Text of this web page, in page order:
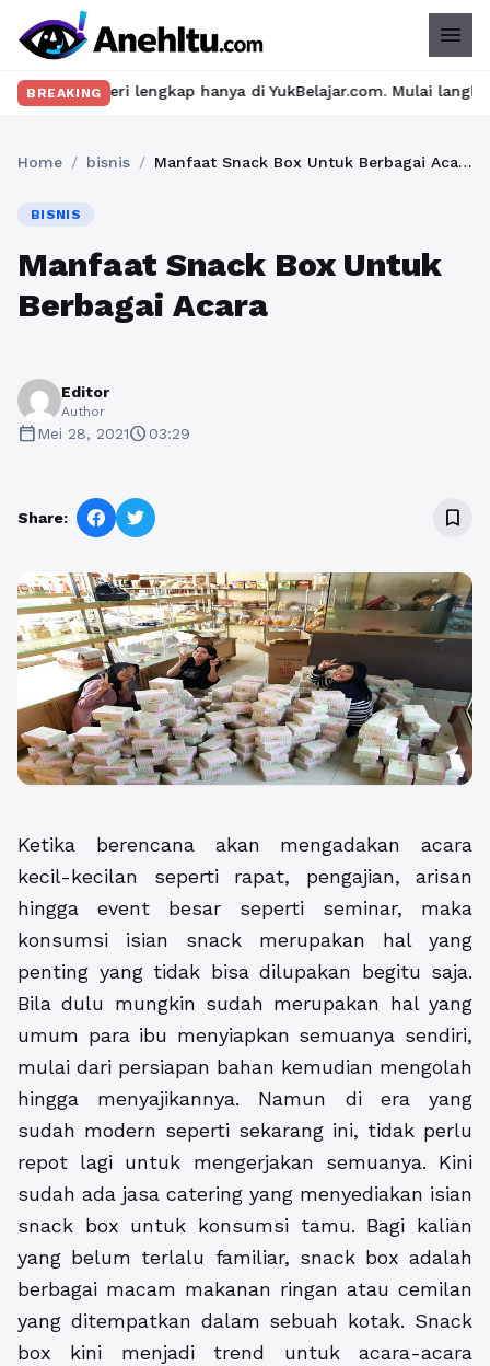
menu
BREAKING
lengkap hanya di YukBelajar.com. Mulai langkah
Home / bisnis / Manfaat Snack Box Untuk Berbagai Acara
BISNIS
Manfaat Snack Box Untuk
Berbagai Acara
Editor
Author
calendar_todayMei 28, 2021schedule03:29
Share: bookmark_border
Ketika berencana akan mengadakan acara
kecil-kecilan seperti rapat, pengajian, arisan
hingga event besar seperti seminar, maka
konsumsi isian snack merupakan hal yang
penting yang tidak bisa dilupakan begitu saja.
Bila dulu mungkin sudah merupakan hal yang
umum para ibu menyiapkan semuanya sendiri,
mulai dari persiapan bahan kemudian mengolah
hingga menyajikannya. Namun di era yang
sudah modern seperti sekarang ini, tidak perlu
repot lagi untuk mengerjakan semuanya. Kini
sudah ada jasa catering yang menyediakan isian
snack box untuk konsumsi tamu. Bagi kalian
yang belum terlalu familiar, snack box adalah
berbagai macam makanan ringan atau cemilan
yang ditempatkan dalam sebuah kotak. Snack
box kini menjadi trend untuk acara-acara